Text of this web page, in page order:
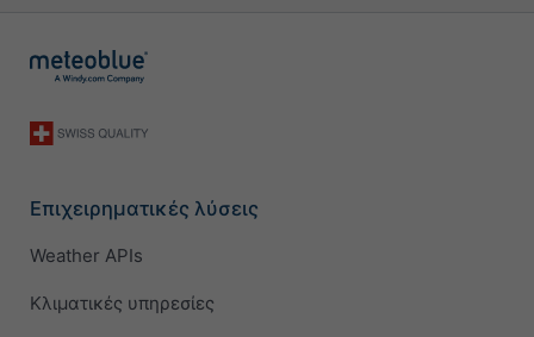
Επιχειρηματικές λύσεις
Weather APIs
Κλιματικές υπηρεσίες